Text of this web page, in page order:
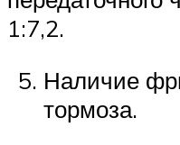
1:7,2.
Наличие
тормоза.